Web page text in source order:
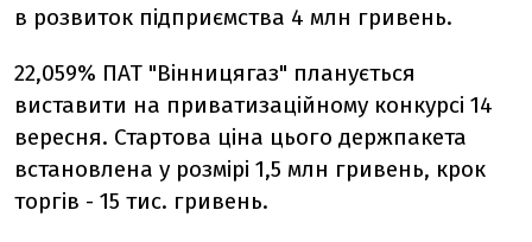
в розвиток підприємства 4 млн гривень.
22,059% ПАТ "Вінницягаз" планується
виставити на приватизаційному конкурсі 14
вересня. Стартова ціна цього держпакета
встановлена у розмірі 1,5 млн гривень, крок
торгів - 15 тис. гривень.